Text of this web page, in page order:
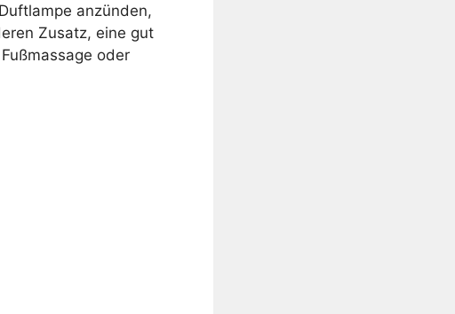
anzünden,
Zusatz, eine gut
oder